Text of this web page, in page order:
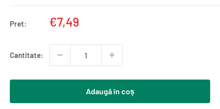
Pret:
Pret
€7,49
Cantitate:
Adaugă în coș